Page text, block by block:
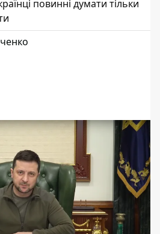
повинні думати тільки